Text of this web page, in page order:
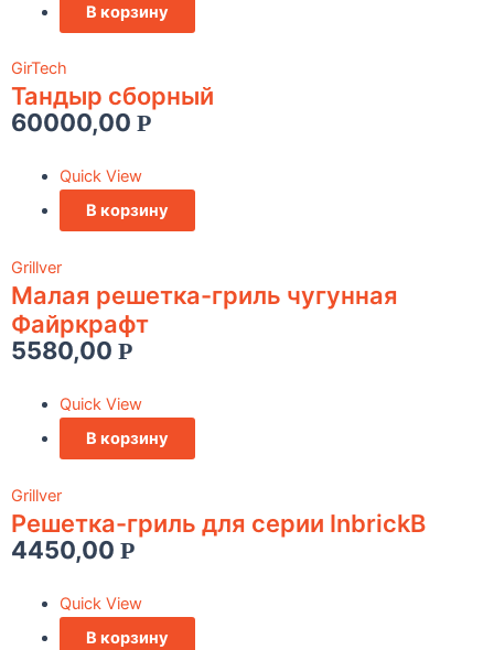
В корзину
GirTech
Тандыр сборный
60000,00 Р
Quick View
В корзину
Grillver
Малая решетка-гриль чугунная
Файркрафт
5580,00 Р
Quick View
В корзину
Grillver
Решетка-гриль для серии InbrickВ
4450,00 Р
Quick View
В корзину